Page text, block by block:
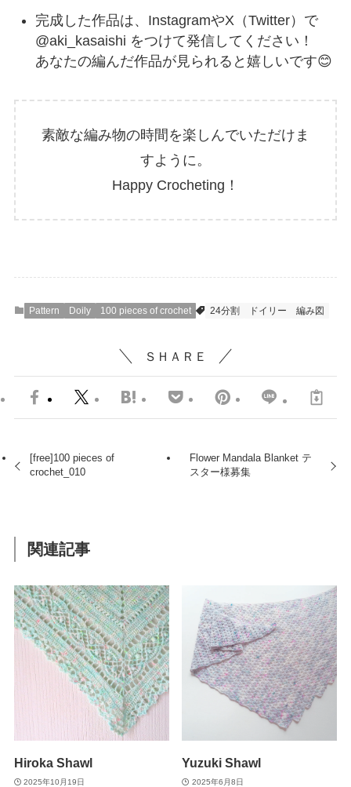
完成した作品は、InstagramやX（Twitter）で
@aki_kasaishi をつけて発信してください！
あなたの編んだ作品が見られると嬉しいです😊
素敵な編み物の時間を楽しんでいただけま
すように。
Happy Crocheting！
Pattern Doily 100 pieces of crochet 24分割 ドイリー 編み図
ＳＨＡＲＥ
[free]100 pieces of
crochet_010
Flower Mandala Blanket テ
スター様募集
関連記事
Hiroka Shawl
2025年10月19日
Yuzuki Shawl
2025年6月8日